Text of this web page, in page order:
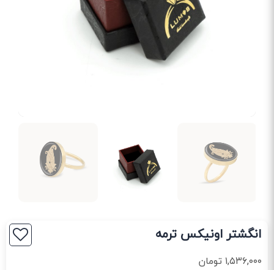
انگشتر اونیکس ترمه
۱,۵۳۶,۰۰۰ تومان